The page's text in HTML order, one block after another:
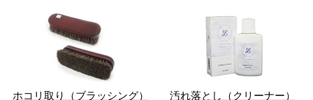
ホコリ取り（ブラッシング） 汚れ落とし（クリーナー）